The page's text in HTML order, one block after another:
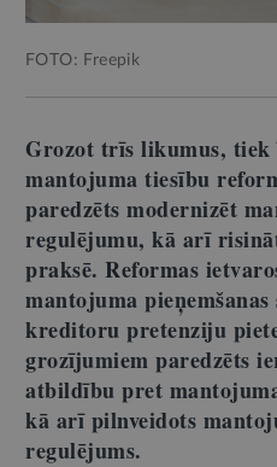
FOTO: Freepik
Grozot trīs likumus, tiek
mantojuma tiesību
paredzēts modernizēt
regulējumu, kā arī
praksē. Reformas
mantojuma
kreditoru pretenziju
grozījumiem paredzēts
atbildību pret
kā arī pilnveidots
regulējums.